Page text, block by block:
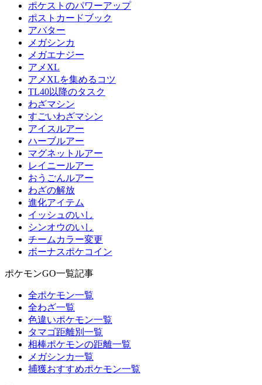
ポケストのパワーアップ
ポストカードブック
アバター
メガシンカ
メガエナジー
アメXL
アメXLを集めるコツ
TL40以降のタスク
わざマシン
すごいわざマシン
アイスルアー
ハーブルアー
マグネットルアー
レイニールアー
おうごんルアー
わざの解放
進化アイテム
イッシュのいし
シンオウのいし
チームカラー変更
ボーナスポケコイン
ポケモンGO一覧記事
全ポケモン一覧
全わざ一覧
色違いポケモン一覧
タマゴ距離別一覧
相棒ポケモンの距離一覧
メガシンカ一覧
捕獲おすすめポケモン一覧